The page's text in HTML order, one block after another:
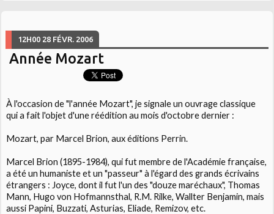
12H00 28 FÉVR. 2006
Année Mozart
À l'occasion de "l'année Mozart", je signale un ouvrage classique
qui a fait l'objet d'une réédition au mois d'octobre dernier :
Mozart, par Marcel Brion, aux éditions Perrin.
Marcel Brion (1895-1984), qui fut membre de l'Académie française,
a été un humaniste et un "passeur" à l'égard des grands écrivains
étrangers : Joyce, dont il fut l'un des "douze maréchaux", Thomas
Mann, Hugo von Hofmannsthal, R.M. Rilke, Wallter Benjamin, mais
aussi Papini, Buzzati, Asturias, Eliade, Remizov, etc.